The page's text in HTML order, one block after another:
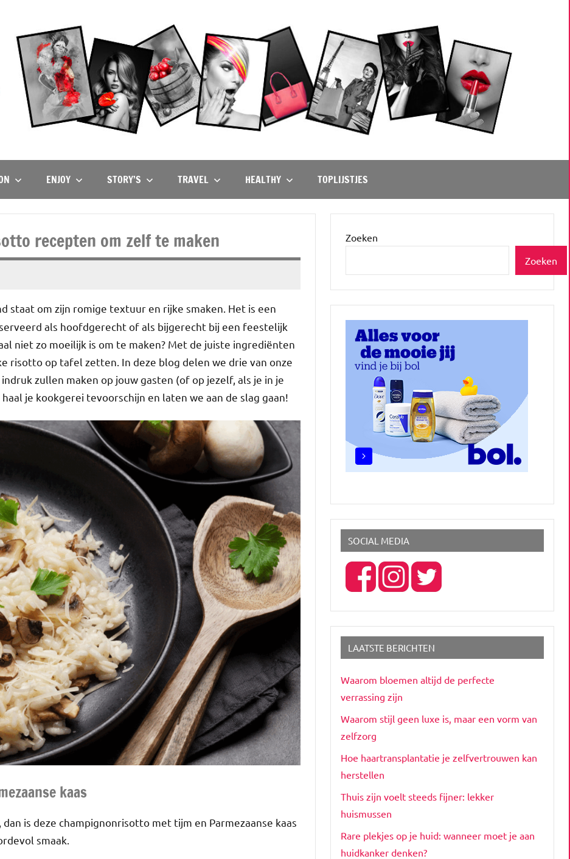
ENJOY STORY’S TRAVEL HEALTHY TOPLIJSTJES
recepten om zelf te maken
staat om zijn romige textuur en rijke smaken. Het is een
als hoofdgerecht of als bijgerecht bij een feestelijk
niet zo moeilijk is om te maken? Met de juiste ingrediënten
risotto op tafel zetten. In deze blog delen we drie van onze
zullen maken op jouw gasten (of op jezelf, als je in je
je kookgerei tevoorschijn en laten we aan de slag gaan!
kaas
is deze champignonrisotto met tijm en Parmezaanse kaas
smaak.
Zoeken
Zoeken
SOCIAL MEDIA
LAATSTE BERICHTEN
Waarom bloemen altijd de perfecte
verrassing zijn
Waarom stijl geen luxe is, maar een vorm van
zelfzorg
Hoe haartransplantatie je zelfvertrouwen kan
herstellen
Thuis zijn voelt steeds fijner: lekker
huismussen
Rare plekjes op je huid: wanneer moet je aan
huidkanker denken?